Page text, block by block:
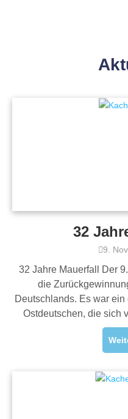
32
9.
32 Jahre Mauerfall Der
die
Deutschlands. Es war
Ostdeutschen, die sich